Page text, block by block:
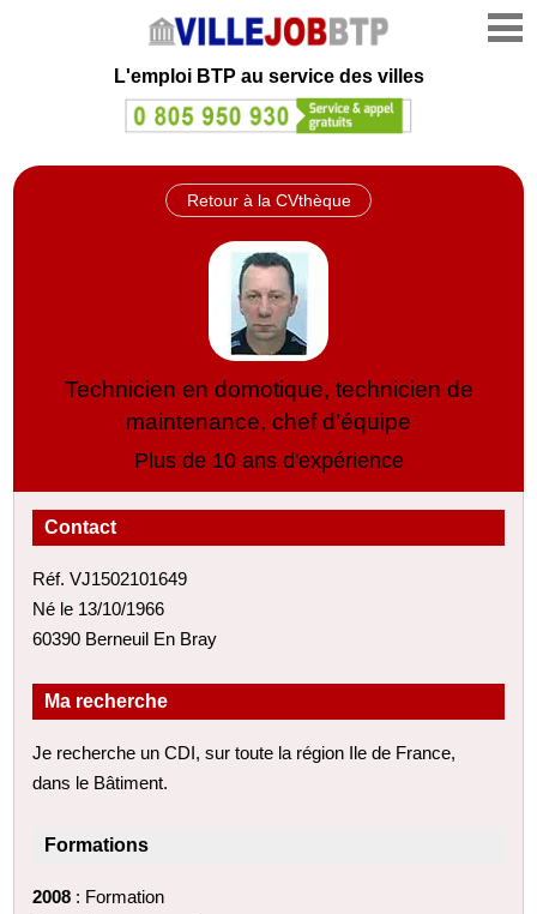
L'emploi BTP au service des villes
Retour à la CVthèque
Technicien en domotique, technicien de
maintenance, chef d’équipe
Plus de 10 ans d'expérience
Contact
Réf. VJ1502101649
Né le 13/10/1966
60390 Berneuil En Bray
Ma recherche
Je recherche un CDI, sur toute la région Ile de France,
dans le Bâtiment.
Formations
2008 : Formation